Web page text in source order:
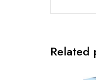
Related